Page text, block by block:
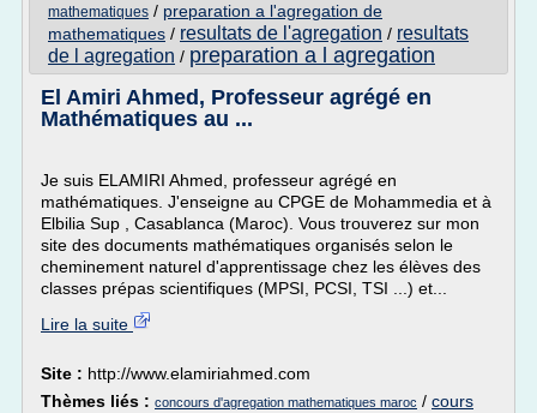
mathematiques / preparation a l'agregation de
mathematiques / resultats de l'agregation / resultats
de l agregation / preparation a l agregation
El Amiri Ahmed, Professeur agrégé en
Mathématiques au ...
Je suis ELAMIRI Ahmed, professeur agrégé en
mathématiques. J'enseigne au CPGE de Mohammedia et à
Elbilia Sup , Casablanca (Maroc). Vous trouverez sur mon
site des documents mathématiques organisés selon le
cheminement naturel d'apprentissage chez les élèves des
classes prépas scientifiques (MPSI, PCSI, TSI ...) et...
Lire la suite
Site : http://www.elamiriahmed.com
Thèmes liés : concours d'agregation mathematiques maroc / cours